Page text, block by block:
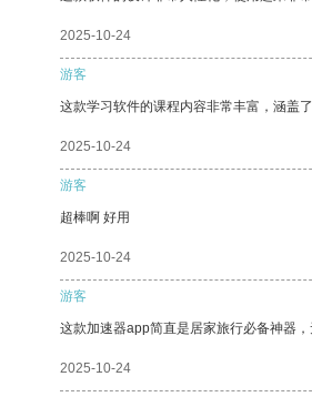
2025-10-24
游客
这款学习软件的课程内容非常丰富，涵盖
2025-10-24
游客
超棒啊 好用
2025-10-24
游客
这款加速器app简直是居家旅行必备神器
2025-10-24